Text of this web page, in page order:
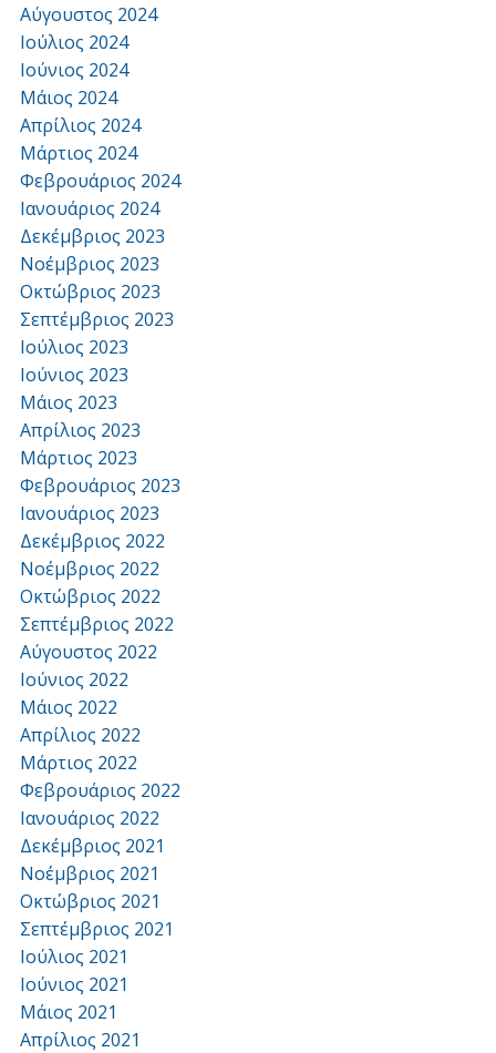
Αύγουστος 2024
Ιούλιος 2024
Ιούνιος 2024
Μάιος 2024
Απρίλιος 2024
Μάρτιος 2024
Φεβρουάριος 2024
Ιανουάριος 2024
Δεκέμβριος 2023
Νοέμβριος 2023
Οκτώβριος 2023
Σεπτέμβριος 2023
Ιούλιος 2023
Ιούνιος 2023
Μάιος 2023
Απρίλιος 2023
Μάρτιος 2023
Φεβρουάριος 2023
Ιανουάριος 2023
Δεκέμβριος 2022
Νοέμβριος 2022
Οκτώβριος 2022
Σεπτέμβριος 2022
Αύγουστος 2022
Ιούνιος 2022
Μάιος 2022
Απρίλιος 2022
Μάρτιος 2022
Φεβρουάριος 2022
Ιανουάριος 2022
Δεκέμβριος 2021
Νοέμβριος 2021
Οκτώβριος 2021
Σεπτέμβριος 2021
Ιούλιος 2021
Ιούνιος 2021
Μάιος 2021
Απρίλιος 2021